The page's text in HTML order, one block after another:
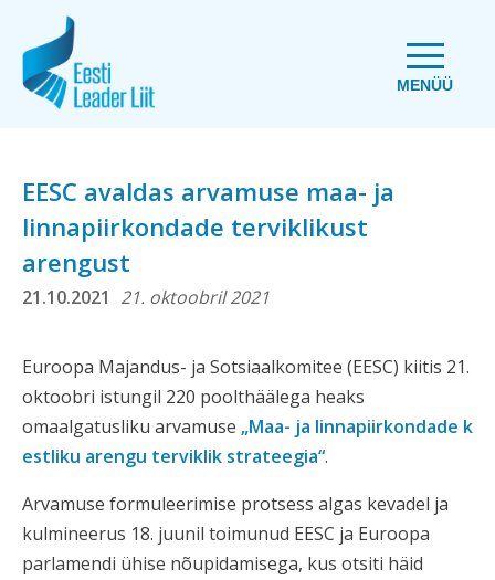
MENÜÜ
EESC avaldas arvamuse maa- ja
linnapiirkondade terviklikust
arengust
21.10.2021 21. oktoobril 2021
Euroopa Majandus- ja Sotsiaalkomitee (EESC) kiitis 21.
oktoobri istungil 220 poolthäälega heaks
omaalgatusliku arvamuse „Maa- ja linnapiirkondade k
estliku arengu terviklik strateegia“.
Arvamuse formuleerimise protsess algas kevadel ja
kulmineerus 18. juunil toimunud EESC ja Euroopa
parlamendi ühise nõupidamisega, kus otsiti häid